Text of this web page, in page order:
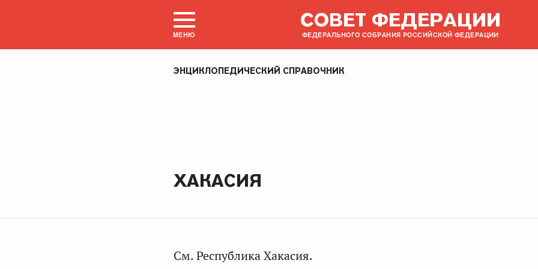
МЕНЮ
СОВЕТ ФЕДЕРАЦИИ
ФЕДЕРАЛЬНОГО СОБРАНИЯ РОССИЙСКОЙ ФЕДЕРАЦИИ
ЭНЦИКЛОПЕДИЧЕСКИЙ СПРАВОЧНИК
ХАКАСИЯ
См. Республика Хакасия.